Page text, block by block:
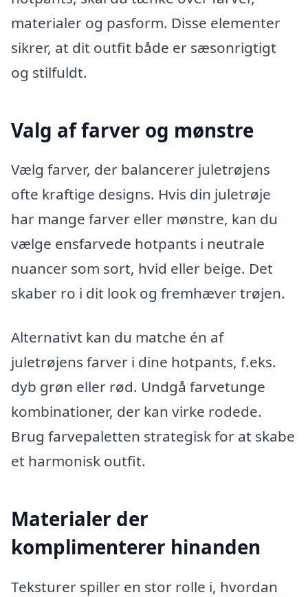
materialer og pasform. Disse elementer
sikrer, at dit outfit både er sæsonrigtigt
og stilfuldt.
Valg af farver og mønstre
Vælg farver, der balancerer juletrøjens
ofte kraftige designs. Hvis din juletrøje
har mange farver eller mønstre, kan du
vælge ensfarvede hotpants i neutrale
nuancer som sort, hvid eller beige. Det
skaber ro i dit look og fremhæver trøjen.
Alternativt kan du matche én af
juletrøjens farver i dine hotpants, f.eks.
dyb grøn eller rød. Undgå farvetunge
kombinationer, der kan virke rodede.
Brug farvepaletten strategisk for at skabe
et harmonisk outfit.
Materialer der
komplimenterer hinanden
Teksturer spiller en stor rolle i, hvordan